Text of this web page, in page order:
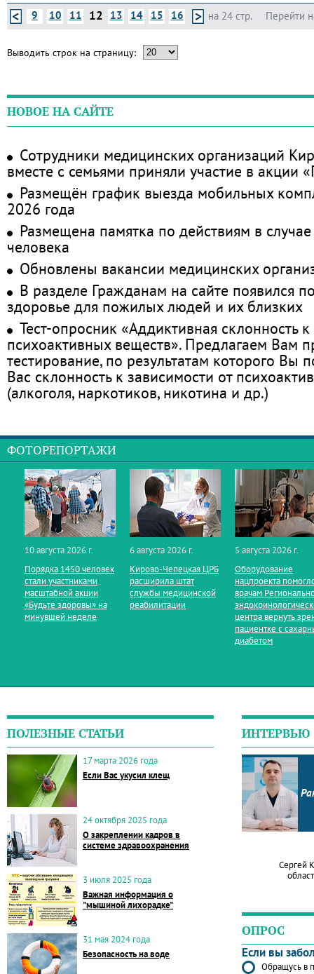
Перейти
9 10 11 12 13 14 15 16 на 24 стр.
Выводить строк на страницу:
НОВОЕ НА САЙТЕ
Сотрудники медицинских организаций
вместе с семьями приняли участие в акции
Размещён график выезда мобильных
2026 года
Размещена памятка по действиям в
человека
Обновлены вакансии медицинских
В разделе Гражданам на сайте появился
здоровье для пожилых людей и их близких
Тест-опросник «Аддиктивная склонность
психоактивных веществ». Предлагаем Вам
тестирование, по результатам которого Вы
Вас склонность к зависимости от
(алкоголя, наркотиков, никотина и др.)
ФОТОРЕПОРТАЖИ
10 августа 2026 г.
Порядка 1450 человек
стали участниками
масштабной акции
«Будьте здоровы» на
минувшей неделе
6 августа 2026 г.
Кирово‑Чепецкая ЦРБ
расширила штат
службы медицинской
реабилитации
5 августа 2026 г.
Оборудование
нацпроекта
врачам
центра вернуть
пациентке с
диабетом
ПОЛЕЗНЫЕ СТАТЬИ
17 марта 2026 года
Если Вас укусил клещ
24 октября 2025 года
О закреплении кадров в
системе здравоохранения
3 июля 2025 года
Важная информация о
"мышиной лихорадке"
31 мая 2024 года
Безопасность на воде
ИНТЕРВЬЮ
Сергей
ОПРОС
Если вы
Обращусь в